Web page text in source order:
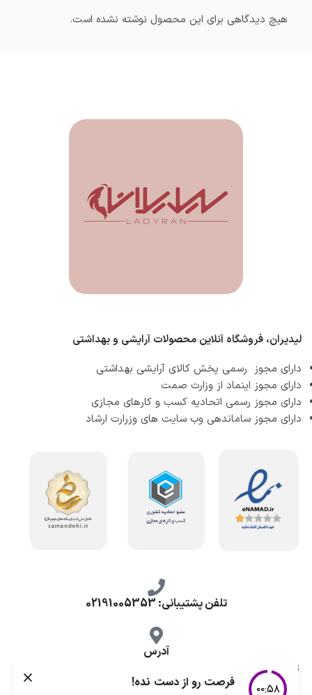
هیچ دیدگاهی برای این محصول نوشته نشده است.
لیدیران، فروشگاه آنلاین محصولات آرایشی و بهداشتی
دارای مجوز رسمی پخش کالای آرایشی بهداشتی
دارای مجوز اینماد از وزارت صمت
دارای مجوز رسمی اتحادیه کسب و کارهای مجازی
دارای مجوز ساماندهی وب سایت های وزرارت ارشاد
تلفن پشتیبانی: 02191005353
آدرس
تهران، طرشت شمالی، خ محمد حسینی، کوچه گلناز شرقی، پلاک 10.